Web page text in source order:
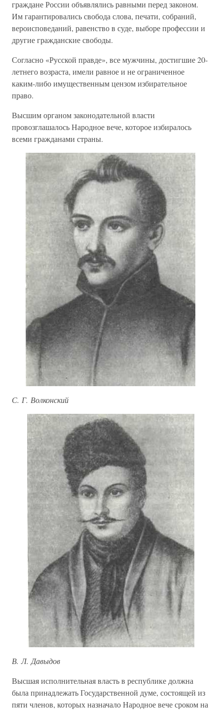
граждане России объявлялись равными перед законом.
Им гарантировались свобода слова, печати, собраний,
вероисповеданий, равенство в суде, выборе профессии и
другие гражданские свободы.
Согласно «Русской правде», все мужчины, достигшие 20-
летнего возраста, имели равное и не ограниченное
каким-либо имущественным цензом избирательное
право.
Высшим органом законодательной власти
провозглашалось Народное вече, которое избиралось
всеми гражданами страны.
С. Г. Волконский
В. Л. Давыдов
Высшая исполнительная власть в республике должна
была принадлежать Государственной думе, состоящей из
пяти членов, которых назначало Народное вече сроком на